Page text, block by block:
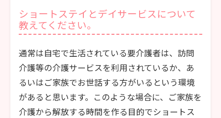
ショートステイとデイサービスについて
教えてください。
通常は自宅で生活されている要介護者は、訪問
介護等の介護サービスを利用されているか、あ
るいはご家族でお世話する方がいるという環境
があると思います。このような場合に、ご家族を
介護から解放する時間を作る目的でショートス